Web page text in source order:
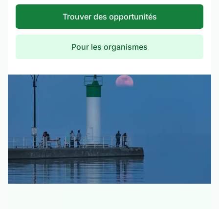
Trouver des opportunités
Pour les organismes